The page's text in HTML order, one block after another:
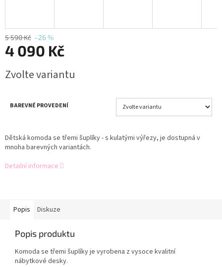
5 590 Kč –26 %
4 090 Kč
cena:
Zvolte variantu
BAREVNÉ PROVEDENÍ
Dětská komoda se třemi šuplíky - s kulatými výřezy, je dostupná v
mnoha barevných variantách.
Detailní informace
Popis Diskuze
Popis produktu
Komoda se třemi šuplíky je vyrobena z vysoce kvalitní
nábytkové desky.